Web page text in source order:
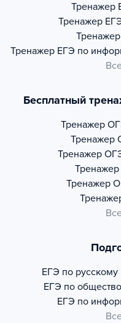
Тренажер
Тренажер
Тренажер
Тренажер ЕГЭ по
Бесплатный
Тренажер
Тренажер
Тренажер
Тренажер
Тренажер
ЕГЭ по русскому
ЕГЭ по
ЕГЭ по